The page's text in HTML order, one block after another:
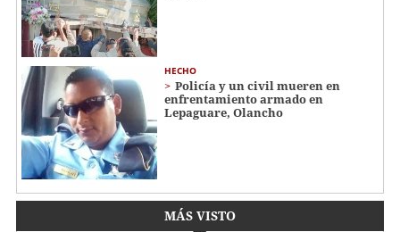
HECHO
Policía y un civil mueren en
enfrentamiento armado en
Lepaguare, Olancho
MÁS VISTO